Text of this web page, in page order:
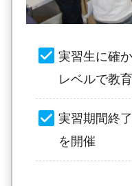
実習生に確
レベルで教育
実習期間終
を開催